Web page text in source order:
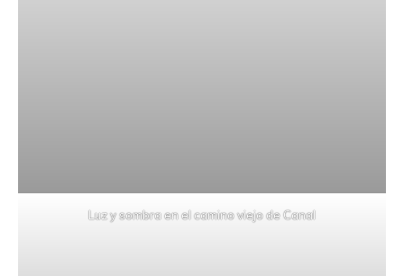
Luz y sombra en el camino viejo de Canal